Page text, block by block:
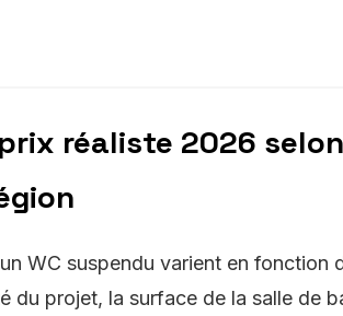
réaliste 2026
WC suspendu varient en fonction
du projet, la surface de la salle de